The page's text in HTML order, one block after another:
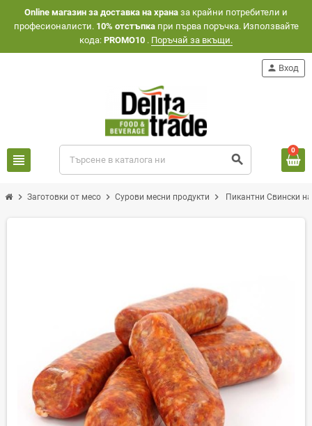
Оnline магазин за доставка на храна за крайни потребители и
професионалисти. 10% отстъпкапри първа поръчка. Използвайте
кода: PROMO10 . Поръчай за вкъщи.
view_headline search
person Вход
0
chevron_right Заготовки от месо chevron_right Сурови месни продукти chevron_right Пикантни Свински